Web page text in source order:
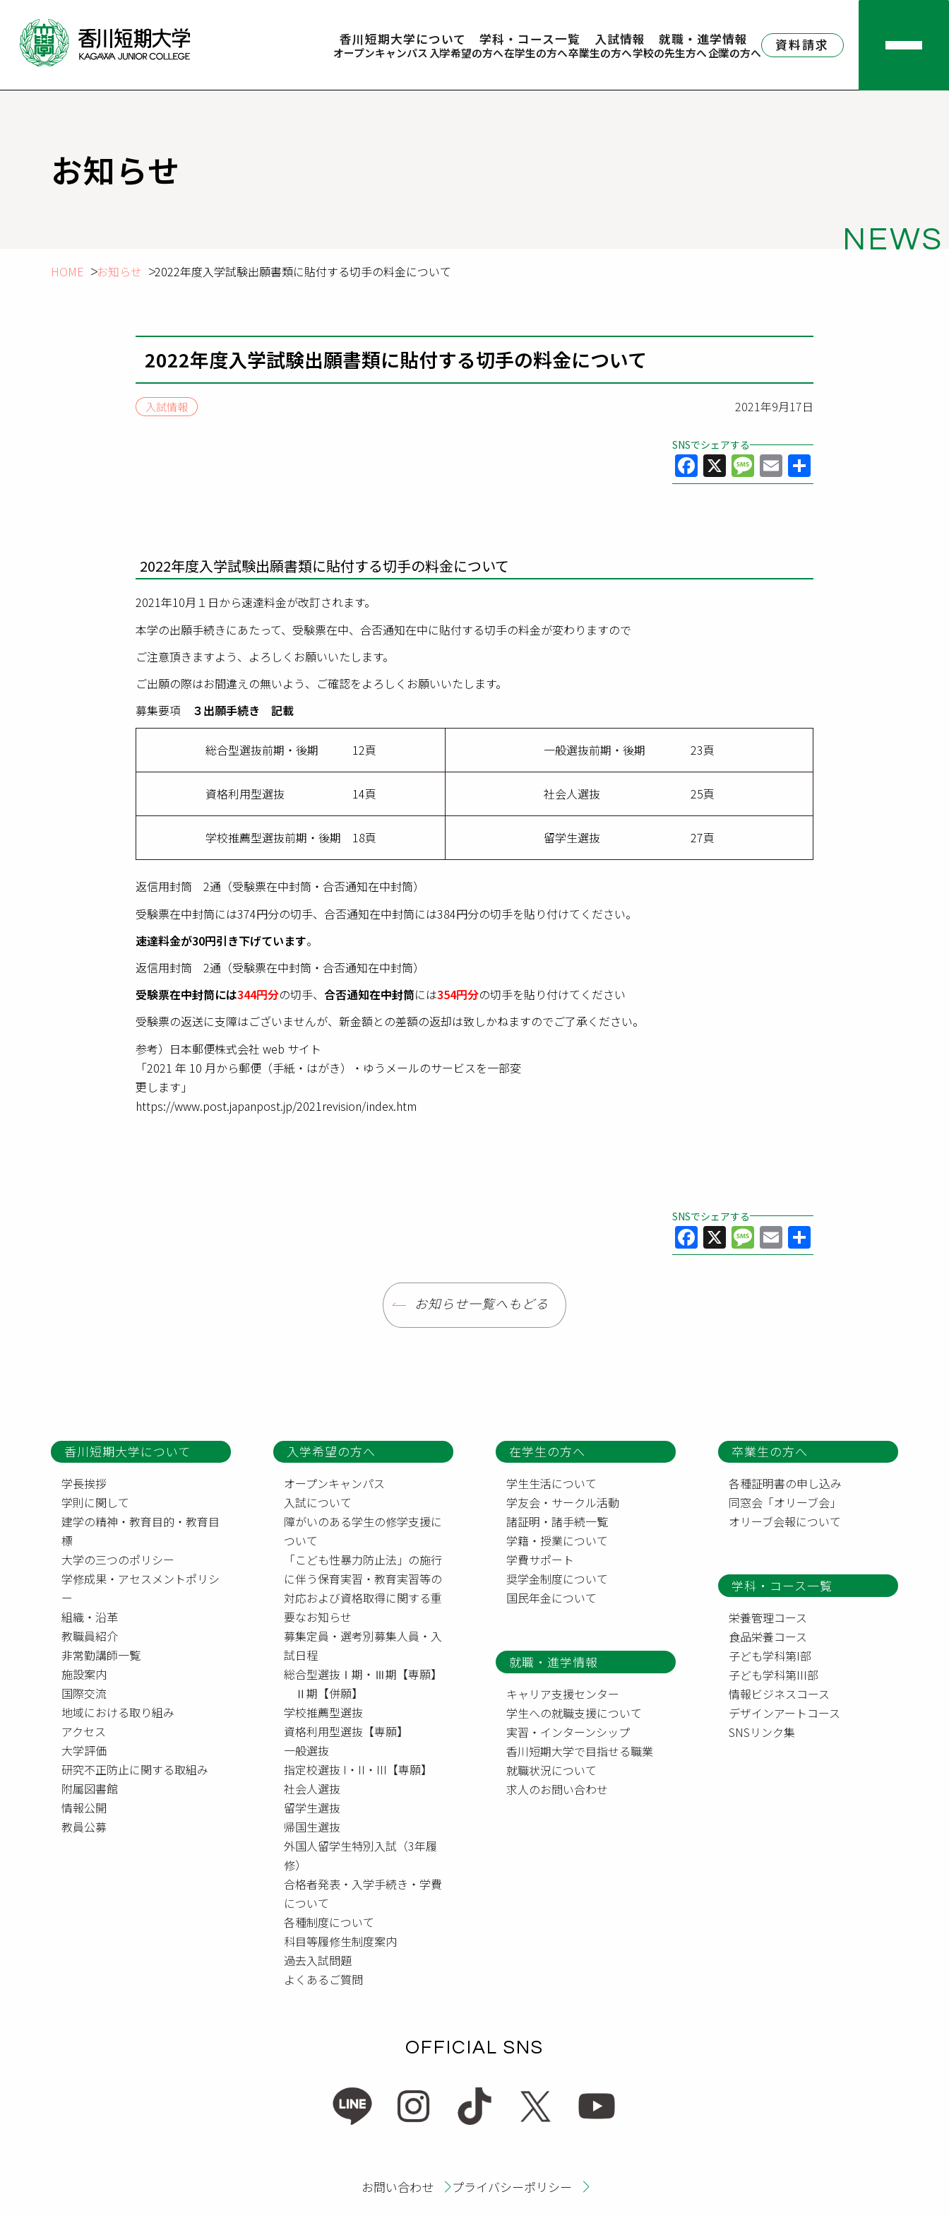
香川短期大学について 学科・コース一覧 入試情報 就職・進学情報
オープンキャンパス 入学希望の方へ在学生の方へ卒業生の方へ学校の先生方へ企業の方へ 資料請求
お知らせ
NEWS
HOME お知らせ 2022年度入学試験出願書類に貼付する切手の料金について
2022年度入学試験出願書類に貼付する切手の料金について
入試情報 2021年9月17日
SNSでシェアする
Facebook
X Message
Email
有
2022年度入学試験出願書類に貼付する切手の料金について
2021年10月１日から速達料金が改訂されます。
本学の出願手続きにあたって、受験票在中、合否通知在中に貼付する切手の料金が変わりますので
ご注意頂きますよう、よろしくお願いいたします。
ご出願の際はお間違えの無いよう、ご確認をよろしくお願いいたします。
募集要項
３出願手続き 記載
総合型選抜前期・後期 12頁 一般選抜前期・後期 23頁
資格利用型選抜 14頁 社会人選抜 25頁
学校推薦型選抜前期・後期 18頁 留学生選抜 27頁
返信用封筒 2通（受験票在中封筒・合否通知在中封筒）
受験票在中封筒には374円分の切手、合否通知在中封筒には384円分の切手を貼り付けてください。
速達料金が30円引き下げています。
返信用封筒 2通（受験票在中封筒・合否通知在中封筒）
受験票在中封筒には344円分の切手、 合否通知在中封筒には354円分の切手を貼り付けてください
受験票の返送に支障はございませんが、新金額との差額の返却は致しかねますのでご了承ください。
参考）日本郵便株式会社 web サイト
「2021 年 10 月から郵便（手紙・はがき）・ゆうメールのサービスを一部変
更します」
https://www.post.japanpost.jp/2021revision/index.htm
SNSでシェアする
Facebook
X Message
Email
有
お知らせ一覧へもどる
香川短期大学について
学長挨拶
学則に関して
建学の精神・教育目的・教育目
標
大学の三つのポリシー
学修成果・アセスメントポリシ
ー
組織・沿革
教職員紹介
非常勤講師一覧
施設案内
国際交流
地域における取り組み
アクセス
大学評価
研究不正防止に関する取組み
附属図書館
情報公開
教員公募
入学希望の方へ
オープンキャンパス
入試について
障がいのある学生の修学支援に
ついて
「こども性暴力防止法」の施行
に伴う保育実習・教育実習等の
対応および資格取得に関する重
要なお知らせ
募集定員・選考別募集人員・入
試日程
総合型選抜Ⅰ期・Ⅲ期【専願】
Ⅱ期【併願】
学校推薦型選抜
資格利用型選抜【専願】
一般選抜
指定校選抜 I・II・III【専願】
社会人選抜
留学生選抜
帰国生選抜
外国人留学生特別入試（3年履
修）
合格者発表・入学手続き・学費
について
各種制度について
科目等履修生制度案内
過去入試問題
よくあるご質問
在学生の方へ
学生生活について
学友会・サークル活動
諸証明・諸手続一覧
学籍・授業について
学費サポート
奨学金制度について
国民年金について
卒業生の方へ
各種証明書の申し込み
同窓会「オリーブ会」
オリーブ会報について
学科・コース一覧
栄養管理コース
食品栄養コース
子ども学科第I部
子ども学科第III部
情報ビジネスコース
デザインアートコース
SNSリンク集
就職・進学情報
キャリア支援センター
学生への就職支援について
実習・インターンシップ
香川短期大学で目指せる職業
就職状況について
求人のお問い合わせ
OFFICIAL SNS
お問い合わせ プライバシーポリシー